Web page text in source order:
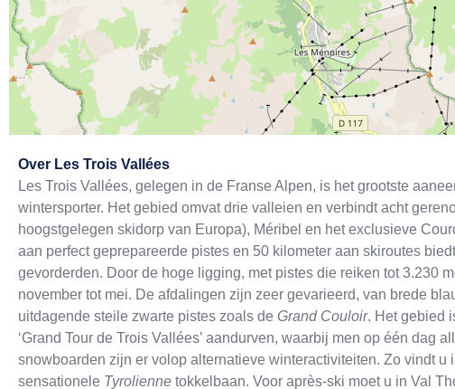
Over Les Trois Vallées
Les Trois Vallées, gelegen in de Franse Alpen, is het grootste
wintersporter. Het gebied omvat drie valleien en verbindt acht
hoogstgelegen skidorp van Europa), Méribel en het exclusieve
aan perfect geprepareerde pistes en 50 kilometer aan skiroutes
gevorderden. Door de hoge ligging, met pistes die reiken tot 3.230
november tot mei. De afdalingen zijn zeer gevarieerd, van brede
uitdagende steile zwarte pistes zoals de Grand Couloir. Het gebied
‘Grand Tour de Trois Vallées’ aandurven, waarbij men op één dag
snowboarden zijn er volop alternatieve winteractiviteiten. Zo vindt
sensationele Tyrolienne tokkelbaan. Voor après-ski moet u in Val